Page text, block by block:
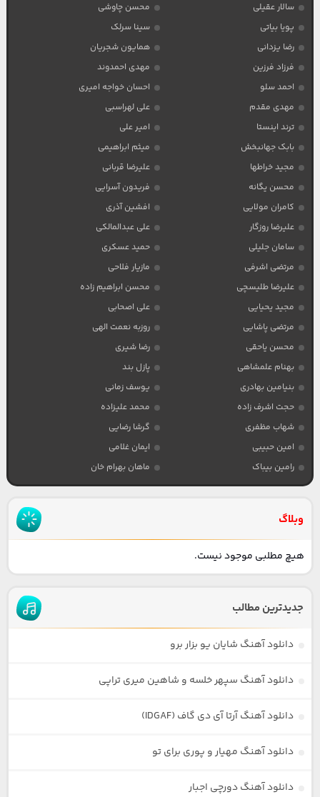
سالار عقیلی
محسن چاوشی
پویا بیاتی
سینا سرلک
رضا یزدانی
همایون شجریان
فرزاد فرزین
مهدی احمدوند
احمد سلو
احسان خواجه امیری
مهدی مقدم
علی لهراسبی
ترند اینستا
امیر علی
بابک جهانبخش
میثم ابراهیمی
مجید خراطها
علیرضا قربانی
محسن یگانه
فریدون آسرایی
کامران مولایی
افشین آذری
علیرضا روزگار
علی عبدالمالکی
سامان جلیلی
حمید عسکری
مرتضی اشرفی
مازیار فلاحی
علیرضا طلیسچی
محسن ابراهیم زاده
مجید یحیایی
علی اصحابی
مرتضی پاشایی
روزبه نعمت الهی
محسن یاحقی
رضا شیری
بهنام علمشاهی
پازل بند
بنیامین بهادری
یوسف زمانی
حجت اشرف زاده
محمد علیزاده
شهاب مظفری
گرشا رضایی
امین حبیبی
ایمان غلامی
رامین بیباک
ماهان بهرام خان
وبلاگ
هیچ مطلبی موجود نیست.
جدیدترین مطالب
دانلود آهنگ شایان یو بزار برو
دانلود آهنگ سپهر خلسه و شاهین میری تراپی
دانلود آهنگ آرتا آی دی گاف (IDGAF)
دانلود آهنگ مهیار و پوری برای تو
دانلود آهنگ دورچی اجبار